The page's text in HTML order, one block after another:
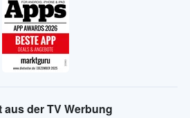
aus der TV Werbung